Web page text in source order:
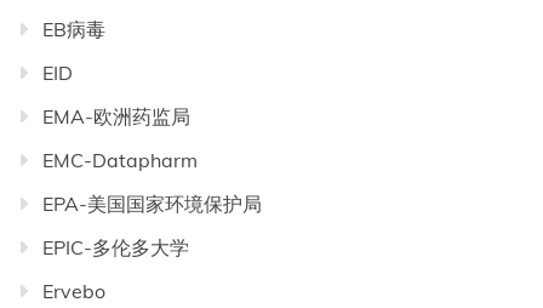
EB病毒
EID
EMA-欧洲药监局
EMC-Datapharm
EPA-美国国家环境保护局
EPIC-多伦多大学
Ervebo